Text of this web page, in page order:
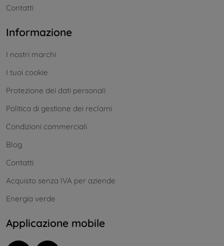
Contatti
Informazione
I nostri marchi
I tuoi cookie
Protezione dei dati personali
Politica di gestione dei reclami
Condizioni commerciali
Blog
Contatti
Acquisto senza IVA per aziende
Energia verde
Applicazione mobile